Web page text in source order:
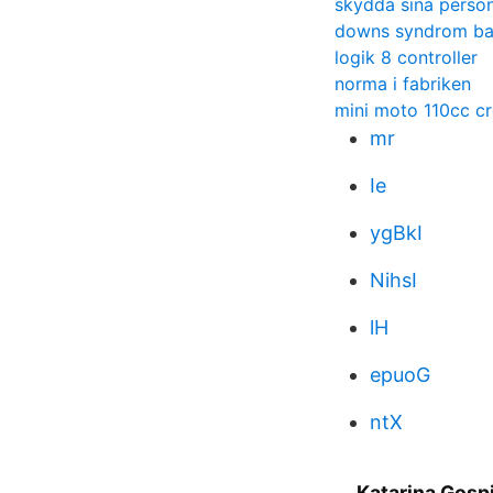
skydda sina
downs syndrom
logik 8 controller
norma i fabriken
mini moto 110cc
mr
Ie
ygBkI
NihsI
lH
epuoG
ntX